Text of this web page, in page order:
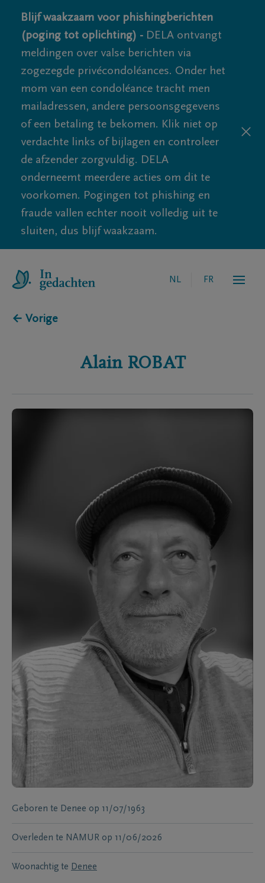
Blijf waakzaam voor phishingberichten
(poging tot oplichting) - DELA ontvangt
meldingen over valse berichten via
zogezegde privécondoléances. Onder het
mom van een condoléance tracht men
mailadressen, andere persoonsgegevens
of een betaling te bekomen. Klik niet op
verdachte links of bijlagen en controleer
de afzender zorgvuldig. DELA
onderneemt meerdere acties om dit te
voorkomen. Pogingen tot phishing en
fraude vallen echter nooit volledig uit te
sluiten, dus blijf waakzaam.
NL FR
← Vorige
Alain ROBAT
Geboren te Denee op 11/07/1963
Overleden te NAMUR op 11/06/2026
Woonachtig te Denee